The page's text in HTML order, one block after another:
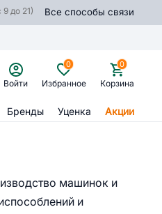
9 до 21) Все способы связи
Войти Избранное
0
Корзина
0
Бренды Уценка Акции
машинок и
и